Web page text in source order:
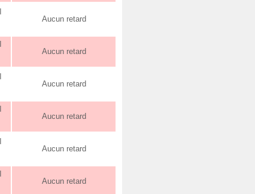
Aucun retard
Aucun retard
Aucun retard
Aucun retard
Aucun retard
Aucun retard